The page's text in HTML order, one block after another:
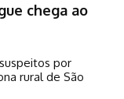
chega ao
por
rural de São